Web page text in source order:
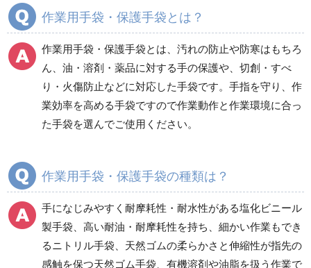
分煙対策機器
電気保守用品 ワイパー クリーンルーム対策用品
防災グッズ（防災セット） 救急医療品
健康管理器具 季節商品 ウイルス対策用品
商品カテゴリ一覧
天然ゴム手袋 耐薬品・耐溶剤用手袋
ディスポ(使い捨て)手袋
革手袋（牛革・豚革・
作業用手袋・保護手袋とは？
作業用手袋・保護手袋とは、汚れの防止や防寒はもちろ
ん、油・溶剤・薬品に対する手の保護や、切創・すべ
り・火傷防止などに対応した手袋です。手指を守り、作
業効率を高める手袋ですので作業動作と作業環境に合っ
た手袋を選んでご使用ください。
作業用手袋・保護手袋の種類は？
手になじみやすく耐摩耗性・耐水性がある塩化ビニール
製手袋、高い耐油・耐摩耗性を持ち、細かい作業もでき
るニトリル手袋、天然ゴムの柔らかさと伸縮性が指先の
感触を保つ天然ゴム手袋、有機溶剤や油脂を扱う作業で